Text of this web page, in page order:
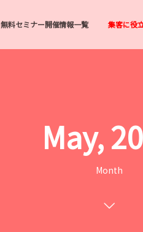
無料セミナー開催情報一覧 集客に役
May,
Month